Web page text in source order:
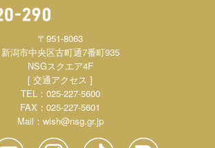
〒951-8063
新潟市中央区古町通7番町935
NSGスクエア4F
[ 交通アクセス ]
TEL：025-227-5600
FAX：025-227-5601
Mail： wish@nsg.gr.jp